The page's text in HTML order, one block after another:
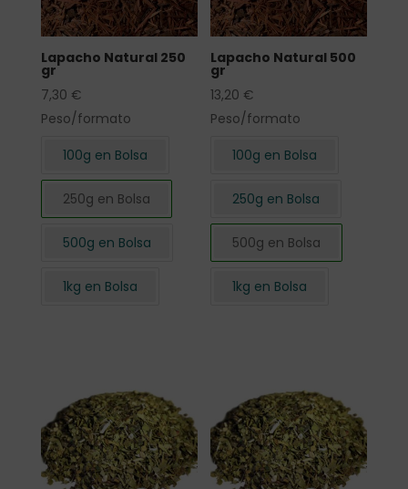
Lapacho Natural 250
gr
7,30 €
Peso/formato
100g en Bolsa
250g en Bolsa
500g en Bolsa
1kg en Bolsa
Lapacho Natural 500
gr
13,20 €
Peso/formato
100g en Bolsa
250g en Bolsa
500g en Bolsa
1kg en Bolsa